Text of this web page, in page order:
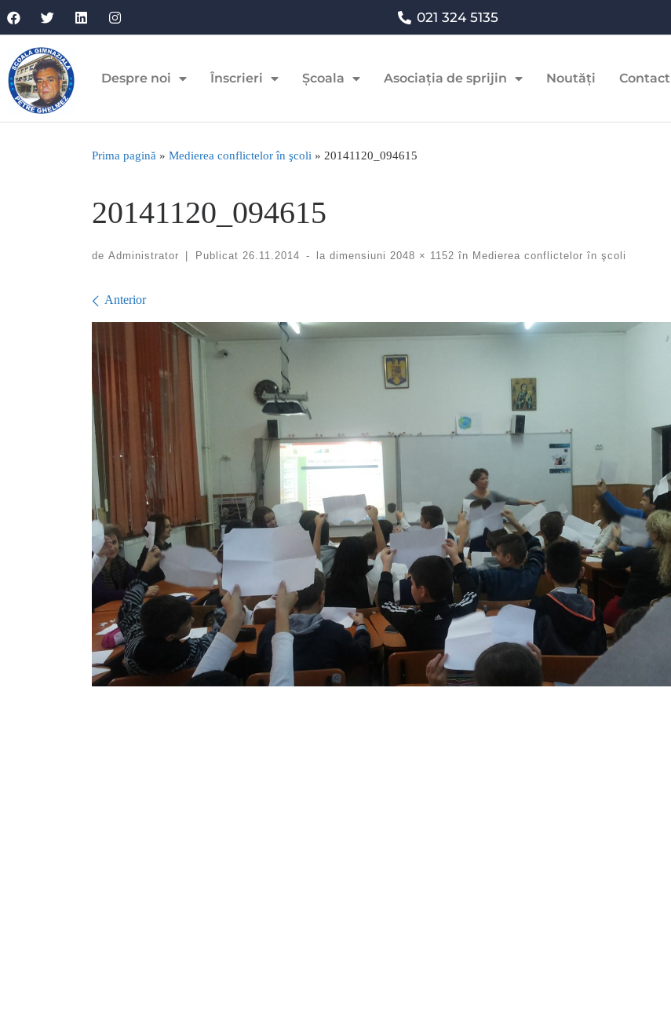
021 324 5135
Despre noi Înscrieri Școala Asociația de sprijin Noutăți Contact
Prima pagină » Medierea conflictelor în şcoli » 20141120_094615
20141120_094615
de Administrator | Publicat 26.11.2014 - la dimensiuni 2048 × 1152 în Medierea conflictelor în şcoli
Navigare în imagini
Anterior